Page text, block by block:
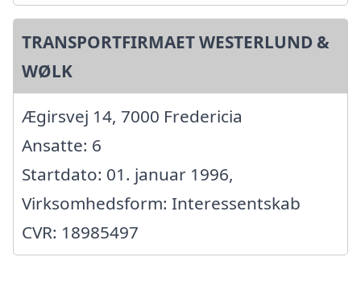
TRANSPORTFIRMAET WESTERLUND &
WØLK
Ægirsvej 14, 7000 Fredericia
Ansatte: 6
Startdato: 01. januar 1996,
Virksomhedsform: Interessentskab
CVR: 18985497